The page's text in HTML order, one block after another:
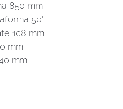
850 mm
50°
108 mm
mm
mm